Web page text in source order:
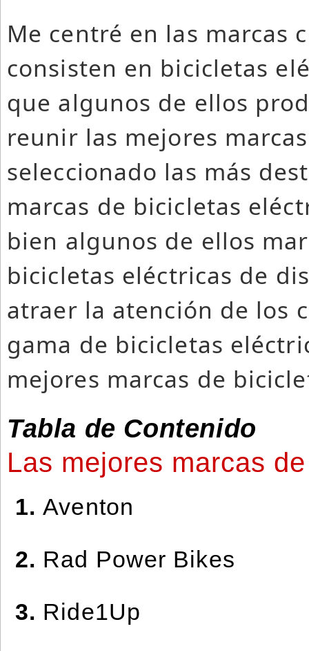
Me centré en las marcas
consisten en bicicletas
que algunos de ellos
reunir las mejores
seleccionado las más
marcas de bicicletas
bien algunos de ellos
bicicletas eléctricas de
atraer la atención de los
gama de bicicletas
mejores marcas de
Tabla de Contenido
Las mejores marcas
1.Aventon
2. Rad Power Bikes
3. Ride1Up